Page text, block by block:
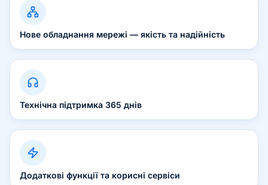
Нове обладнання мережі — якість та надійність
Технічна підтримка 365 днів
Додаткові функції та корисні сервіси